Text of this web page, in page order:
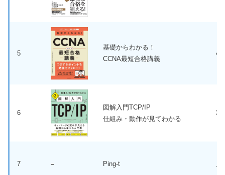
5
基礎からわかる！
CCNA最短合格講義
6
図解入門TCP/IP
仕組み・動作が見てわかる
7 – Ping-t